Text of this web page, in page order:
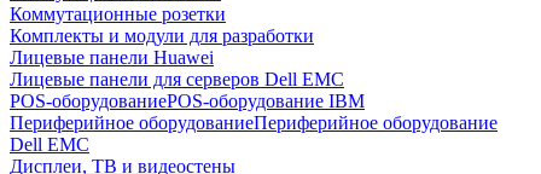
Коммутационные розетки
Комплекты и модули для разработки
Лицевые панели Huawei
Лицевые панели для серверов Dell EMC
POS-оборудованиеPOS-оборудование IBM
Периферийное оборудованиеПериферийное оборудование
Dell EMC
Дисплеи, ТВ и видеостены